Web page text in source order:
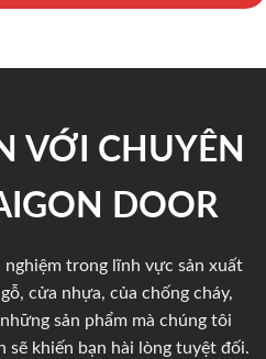
VỚI CHUYÊN
DOOR
trong lĩnh vực sản xuất
cửa nhựa, của chống cháy,
sản phẩm mà chúng tôi
sẽ khiến bạn hài lòng tuyệt đối.